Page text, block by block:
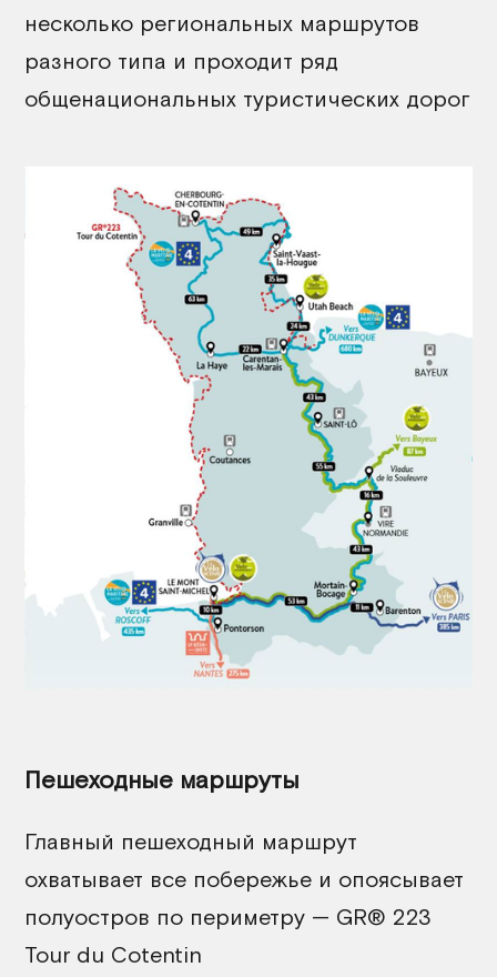
несколько региональных маршрутов
разного типа и проходит ряд
общенациональных туристических дорог
Пешеходные маршруты
Главный пешеходный маршрут
охватывает все побережье и опоясывает
полуостров по периметру — GR® 223
Tour du Cotentin